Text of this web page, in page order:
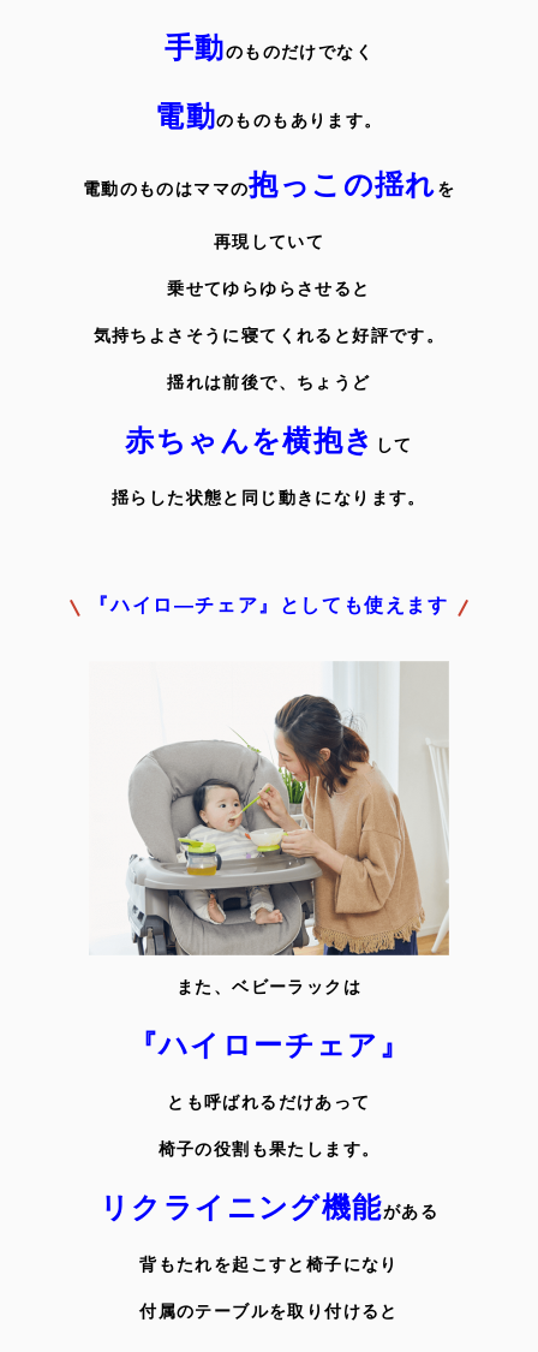
手動のものだけでなく
電動のものもあります。
電動のものはママの抱っこの揺れを
再現していて
乗せてゆらゆらさせると
気持ちよさそうに寝てくれると好評です。
揺れは前後で、ちょうど
赤ちゃんを横抱き して
揺らした状態と同じ動きになります。
『ハイロ―チェア』としても使えます
また、ベビーラックは
『ハイローチェア』
とも呼ばれるだけあって
椅子の役割も果たします。
リクライニング機能がある
背もたれを起こすと椅子になり
付属のテーブルを取り付けると